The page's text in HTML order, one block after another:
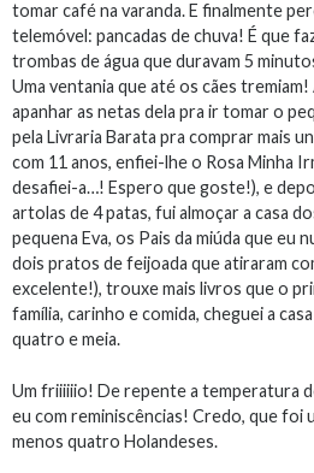
tomar café na varanda. E finalmente
telemóvel: pancadas de chuva! É que
trombas de água que duravam 5
Uma ventania que até os cães
apanhar as netas dela pra ir tomar o
pela Livraria Barata pra comprar mais
com 11 anos, enfiei-lhe o Rosa Minha
desafiei-a…! Espero que goste!), e
artolas de 4 patas, fui almoçar a casa
pequena Eva, os Pais da miúda que eu
dois pratos de feijoada que atiraram
excelente!), trouxe mais livros que o
família, carinho e comida, cheguei a
quatro e meia.
Um friiiiiio! De repente a temperatura
eu com reminiscências! Credo, que foi
menos quatro Holandeses.